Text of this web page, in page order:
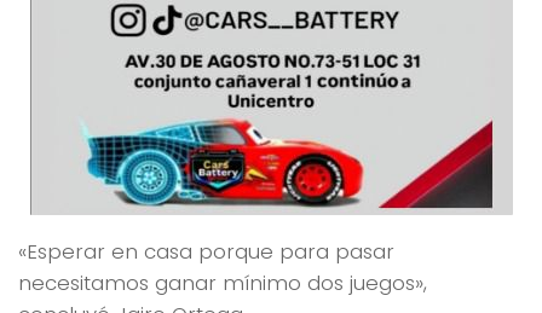
«Esperar en casa porque para pasar
necesitamos ganar mínimo dos juegos»,